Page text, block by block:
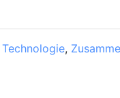
Technologie,